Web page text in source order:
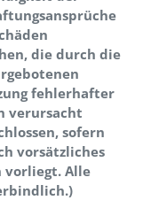
die durch die
fehlerhafter
verursacht
sofern
vorsätzliches
vorliegt. Alle